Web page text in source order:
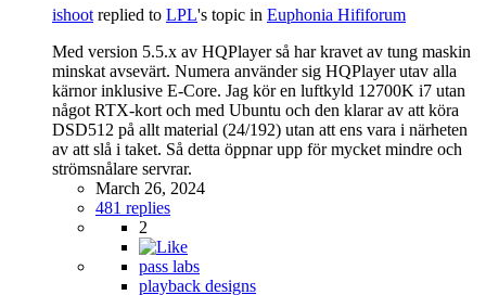
ishoot replied to LPL's topic in Euphonia Hififorum
Med version 5.5.x av HQPlayer så har kravet av tung maskin
minskat avsevärt. Numera använder sig HQPlayer utav alla
kärnor inklusive E-Core. Jag kör en luftkyld 12700K i7 utan
något RTX-kort och med Ubuntu och den klarar av att köra
DSD512 på allt material (24/192) utan att ens vara i närheten
av att slå i taket. Så detta öppnar upp för mycket mindre och
strömsnålare servrar.
March 26, 2024
481 replies
2
pass labs
playback designs